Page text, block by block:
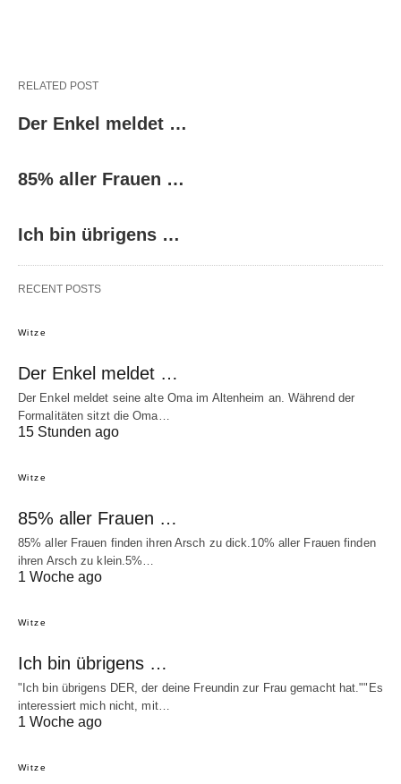
RELATED POST
Der Enkel meldet …
85% aller Frauen …
Ich bin übrigens …
RECENT POSTS
Witze
Der Enkel meldet …
Der Enkel meldet seine alte Oma im Altenheim an. Während der
Formalitäten sitzt die Oma…
15 Stunden ago
Witze
85% aller Frauen …
85% aller Frauen finden ihren Arsch zu dick.10% aller Frauen finden
ihren Arsch zu klein.5%…
1 Woche ago
Witze
Ich bin übrigens …
"Ich bin übrigens DER, der deine Freundin zur Frau gemacht hat.""Es
interessiert mich nicht, mit…
1 Woche ago
Witze